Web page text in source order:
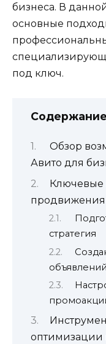
бизнеса. В
основные
под ключ.
Содержание
Обзор
Авито для
Ключевые
продвижения
стратегия
объявлений
оптимизации